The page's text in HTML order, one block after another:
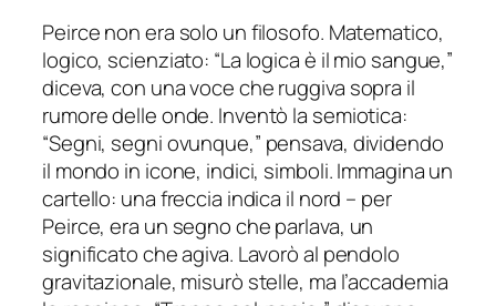
Peirce non era solo un filosofo. Matematico,
logico, scienziato: “La logica è il mio sangue,”
diceva, con una voce che ruggiva sopra il
rumore delle onde. Inventò la semiotica:
“Segni, segni ovunque,” pensava, dividendo
il mondo in icone, indici, simboli. Immagina un
cartello: una freccia indica il nord – per
Peirce, era un segno che parlava, un
significato che agiva. Lavorò al pendolo
gravitazionale, misurò stelle, ma l’accademia